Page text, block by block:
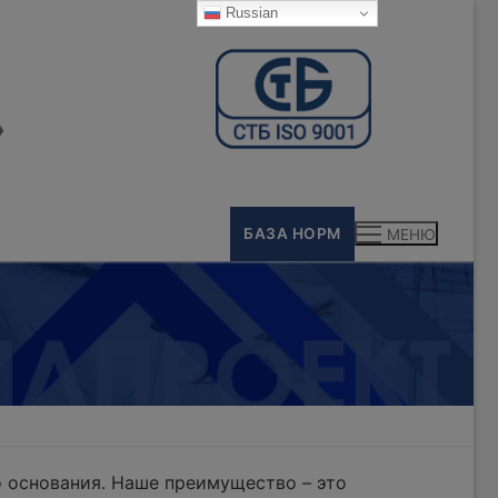
БАЗА НОРМ МЕНЮ
Наше преимущество – это
Russian